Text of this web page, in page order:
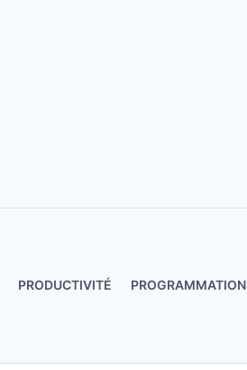
PRODUCTIVITÉ PROGRAMMATION